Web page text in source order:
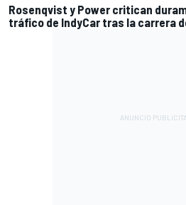
Rosenqvist y Power critican
tráfico de IndyCar tras la carrera